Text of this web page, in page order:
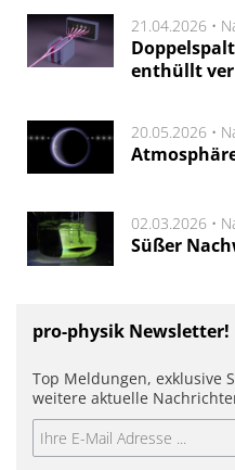
21.04.2026 •
enthüllt
20.05.2026 •
02.03.2026 •
Süßer
pro-physik Newsletter!
Top Meldungen, exklusive
weitere aktuelle